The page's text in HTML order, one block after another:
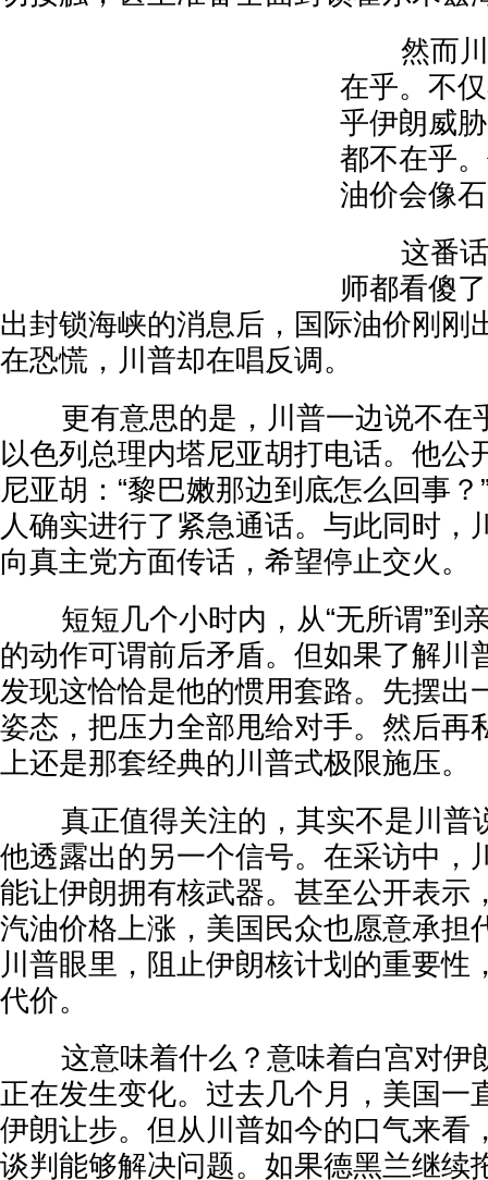
然而川
在乎。不
乎伊朗威
都不在乎
油价会像
这番话
师都看傻
出封锁海峡的消息后，国际油价刚刚
在恐慌，川普却在唱反调。
更有意思的是，川普一边说不在
以色列总理内塔尼亚胡打电话。他公
尼亚胡：“黎巴嫩那边到底怎么回事
人确实进行了紧急通话。与此同时，
向真主党方面传话，希望停止交火。
短短几个小时内，从“无所谓”到
的动作可谓前后矛盾。但如果了解川
发现这恰恰是他的惯用套路。先摆出
姿态，把压力全部甩给对手。然后再
上还是那套经典的川普式极限施压。
真正值得关注的，其实不是川普
他透露出的另一个信号。在采访中，
能让伊朗拥有核武器。甚至公开表示
汽油价格上涨，美国民众也愿意承担
川普眼里，阻止伊朗核计划的重要性
代价。
这意味着什么？意味着白宫对伊
正在发生变化。过去几个月，美国一
伊朗让步。但从川普如今的口气来看
谈判能够解决问题。如果德黑兰继续